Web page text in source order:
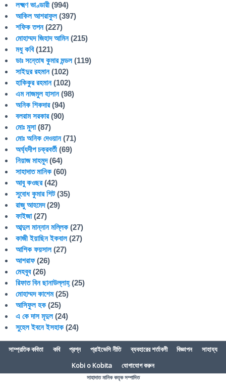
লক্ষ্মণ ভাণ্ডারী(994)
আকিল আশরাফুল(397)
শফিক তপন(227)
মোহাম্মদ জিহাদ আমিন(215)
মধু কবি(121)
ডাঃ সন্তোষ কুমার মন্ডল(119)
সাইদুর রহমান(102)
হাকিকুর রহমান(102)
এম নাজমুল হাসান(98)
অনিক শিকদার(94)
বলরাম সরকার(90)
মোঃ মুসা(87)
মোঃ অনিক দেওয়ান(71)
অর্ঘ্যদীপ চক্রবর্তী(69)
নিয়াজ মাহমুদ(64)
সাহাদাত মানিক(60)
আবু কওছর(42)
সুবোধ কুমার শিট(35)
রাজু আহমেদ(29)
ফাইজা(27)
আব্দুল মান্নান মল্লিক(27)
কাজী ইয়াছিন ইকবাল(27)
আশিক ফয়সাল(27)
আশরাফ(26)
মেহবুব(26)
রিফাত বিন ছানাউল্লাহ্(25)
মোহাম্মদ কাশেম(25)
আসিফুল হক(25)
এ কে দাস মৃদুল(24)
সুহেল ইবনে ইসহাক(24)
সাম্প্রতিক কবিতা কবি প্রশ্ন প্রাইভেসি নীতি ব্যবহারের শর্তাবলী বিজ্ঞাপন
সাহায্য
Kobi o Kobita
যোগাযোগ করুন
সাহাদাত মানিক কতৃক সম্পাদিত